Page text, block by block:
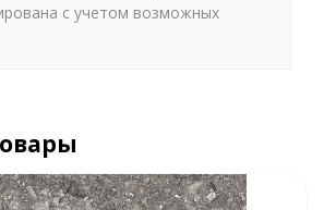
с учетом возможных